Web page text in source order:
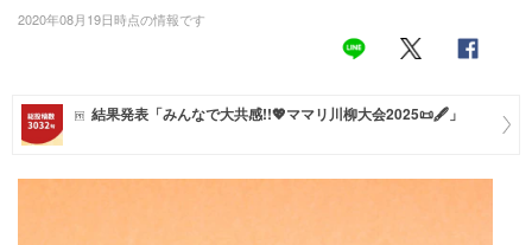
お仕事
マネー
トレンド・イベント
2020年08月19日時点の情報です
結果発表「みんなで大共感!!💖ママリ川柳大会2025📜🖋️」